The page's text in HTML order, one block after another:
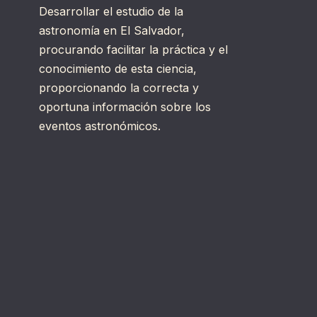
Desarrollar el estudio de la
astronomía en El Salvador,
procurando facilitar la práctica y el
conocimiento de esta ciencia,
proporcionando la correcta y
oportuna información sobre los
eventos astronómicos.